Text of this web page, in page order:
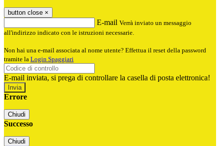
button close ×
E-mail Verrà inviato un messaggio
all'indirizzo indicato con le istruzioni necessarie.
Non hai una e-mail associata al nome utente? Effettua il reset della password
tramite la Login Spaggiari
E-mail inviata, si prega di controllare la casella di posta elettronica!
Errore
Chiudi
Successo
Chiudi